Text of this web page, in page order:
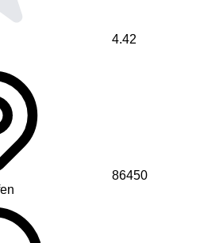
4.42
86450